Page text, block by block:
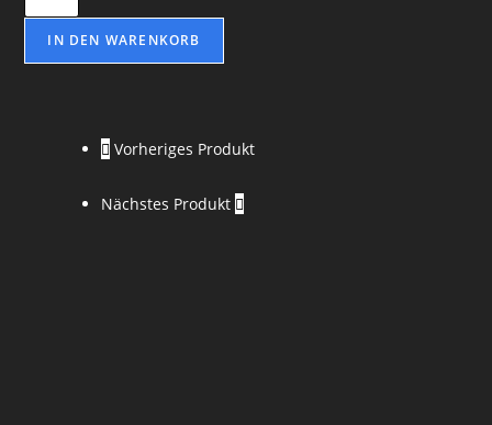
der
Theosophie
-
Leadbeater
IN DEN WARENKORB
Vorheriges Produkt
Nächstes Produkt